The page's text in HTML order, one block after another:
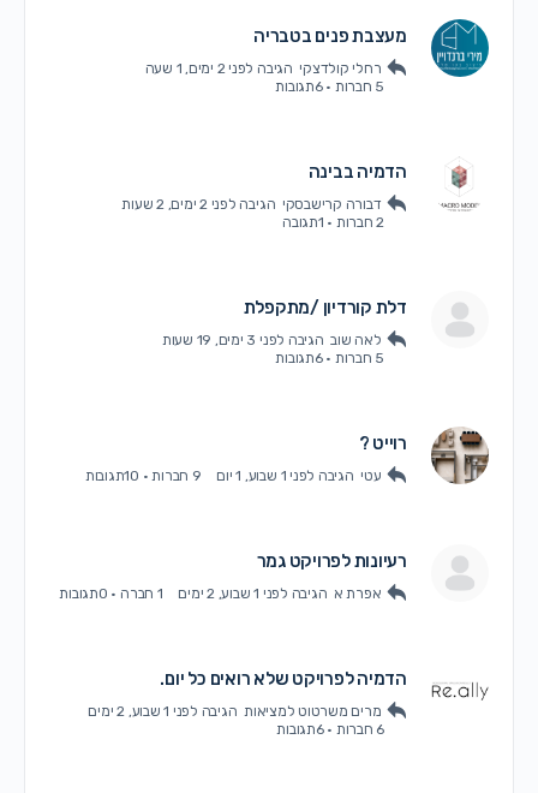
מעצבת פנים בטבריה
רחלי קולדצקי הגיבהלפני 2 ימים, 1 שעה
· 6תגובות
הדמיה בבינה
דבורה קרישבסקי הגיבהלפני 2 ימים, 2 שעות
· 1תגובה
דלת קורדיון /מתקפלת
לאה שוב הגיבהלפני 3 ימים, 19 שעות
· 6תגובות
רוייט ?
עטי הגיבהלפני 1 שבוע, 1 יום 9 חברות · 10תגובות
רעיונות לפרויקט גמר
אפרת א הגיבהלפני 1 שבוע, 2 ימים 1 חברה · 0תגובות
הדמיה לפרויקט שלא רואים כל יום.
מרים משרטוט למציאות הגיבהלפני 1 שבוע, 2 ימים
· 6תגובות